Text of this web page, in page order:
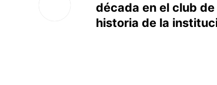
década en el club
historia de la